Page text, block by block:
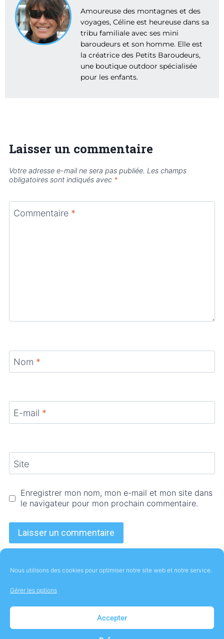
Nous utilisons des cookies pour optimiser notre site web et notre service.
Gérer les options
Accepter
Amoureuse des montagnes et des
voyages, Céline est heureuse dans sa
tribu familiale avec ses mini
baroudeurs et son homme. Elle est
la créatrice des Petits Baroudeurs,
une boutique outdoor spécialisée
pour les enfants.
Laisser un commentaire
Votre adresse e-mail ne sera pas publiée. Les champs
obligatoires sont indiqués avec *
Commentaire *
Nom *
E-mail *
Site
Enregistrer mon nom, mon e-mail et mon site dans
le navigateur pour mon prochain commentaire.
À Propos Contact
Mentions Légales
Politique de cookies (UE)